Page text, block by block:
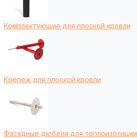
Комплектующие для плоской кровли
Крепеж для плоской кровли
Фасадные дюбеля для теплоизоляции